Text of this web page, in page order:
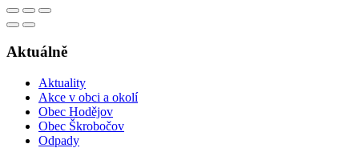
Aktuálně
Aktuality
Akce v obci a okolí
Obec Hodějov
Obec Škrobočov
Odpady